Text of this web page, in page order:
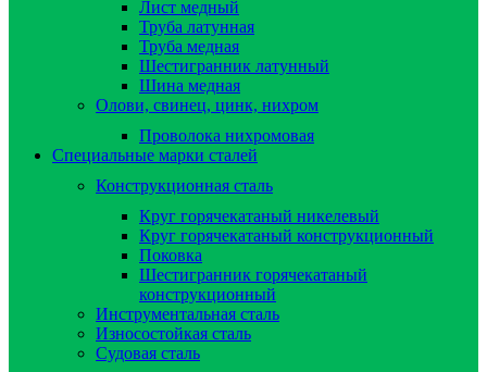
Лист медный
Труба латунная
Труба медная
Шестигранник латунный
Шина медная
Олови, свинец, цинк, нихром
Проволока нихромовая
Специальные марки сталей
Конструкционная сталь
Круг горячекатаный никелевый
Круг горячекатаный конструкционный
Поковка
Шестигранник горячекатаный
конструкционный
Инструментальная сталь
Износостойкая сталь
Судовая сталь